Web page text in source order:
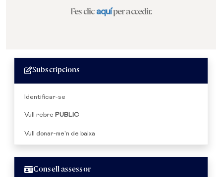
Fes clic aquíper accedir.
Subscripcions
Identificar-se
Vull rebre PUBLIC
Vull donar-me'n de baixa
Consell assessor